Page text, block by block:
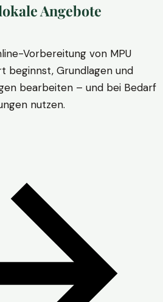
Angebote
Vorbereitung von MPU
beginnst, Grundlagen und
bearbeiten – und bei Bedarf
nutzen.